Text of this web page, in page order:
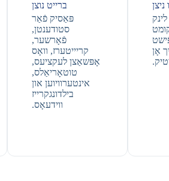
ניצן
אָן
ברייט נוצן
פּאַסיק פֿאַר
סטודענטן,
פֿאָרשער,
קריייטערז, וואָס
אָפּשאַצן לעקציעס,
טוטאָריאַלס,
אינטערוויוען און
בילדונגקרייז
ווידעאָס.